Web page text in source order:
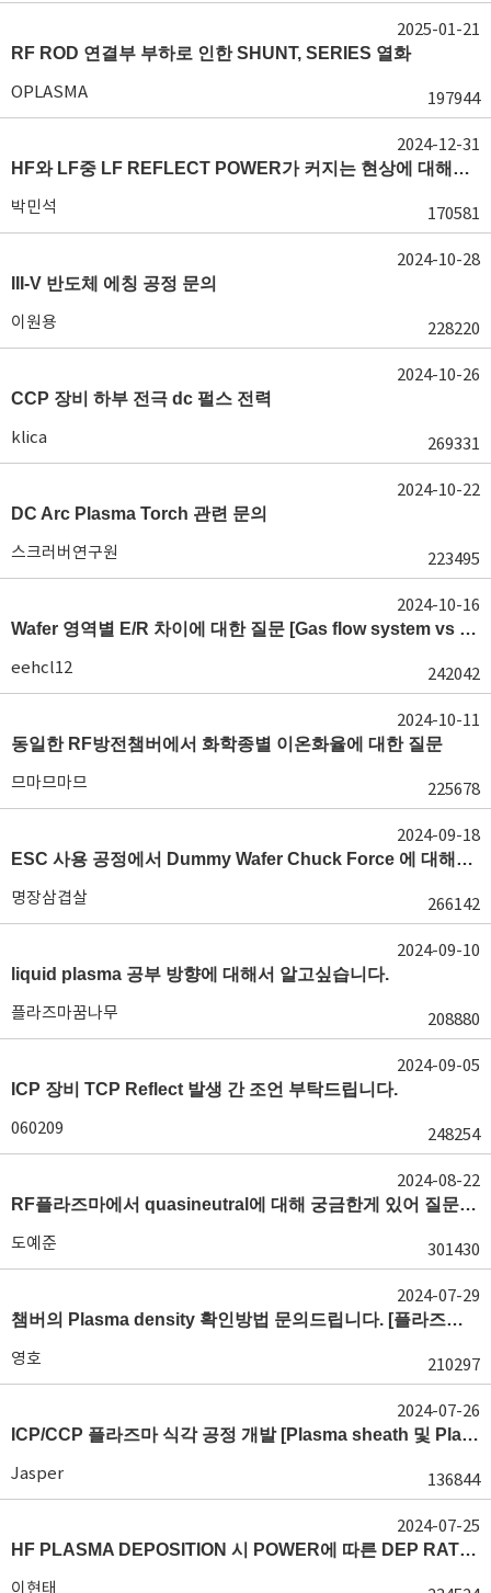
RF ROD 연결부 부하로 인한 SHUNT, SERIES 열화
OPLASMA 197944
2025-01-21
HF와 LF중 LF REFLECT POWER가 커지는 현상에 대해서 도움이 필요합니다.
박민석 170581
2024-12-31
III-V 반도체 에칭 공정 문의
이원용 228220
2024-10-28
CCP 장비 하부 전극 dc 펄스 전력
klica 269331
2024-10-26
DC Arc Plasma Torch 관련 문의
스크러버연구원 223495
2024-10-22
Wafer 영역별 E/R 차이에 대한 질문 [Gas flow system vs E/R]
eehcl12 242042
2024-10-16
동일한 RF방전챔버에서 화학종별 이온화율에 대한 질문
므마므마므 225678
2024-10-11
ESC 사용 공정에서 Dummy Wafer Chuck Force 에 대해서 궁급합니다
명장삼겹살 266142
2024-09-18
liquid plasma 공부 방향에 대해서 알고싶습니다.
플라즈마꿈나무 208880
2024-09-10
ICP 장비 TCP Reflect 발생 간 조언 부탁드립니다.
060209 248254
2024-09-05
RF플라즈마에서 quasineutral에 대해 궁금한게 있어 질문글 올립니다.[quasineutral]
도예준 301430
2024-08-22
챔버의 Plasma density 확인방법 문의드립니다. [플라즈마 모니터링, OES, LP]
영호 210297
2024-07-29
ICP/CCP 플라즈마 식각 공정 개발 [Plasma sheath 및 Plasma generation]
Jasper 136844
2024-07-26
HF PLASMA DEPOSITION 시 POWER에 따른 DEP RATE 변화 [장비 플라즈마, Rate constant]
이현태
2024-07-25